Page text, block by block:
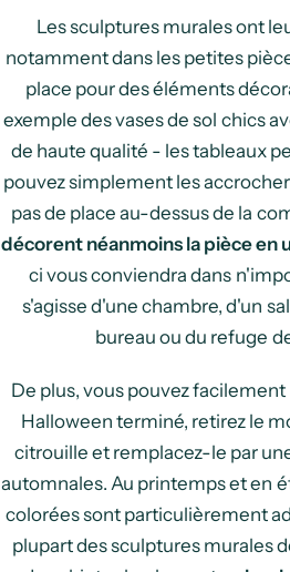
Les sculptures murales ont
notamment dans les petites
place pour des éléments
exemple des vases de sol chics
de haute qualité - les tableaux
pouvez simplement les
pas de place au-dessus de la
décorent néanmoins la pièce en
ci vous conviendra dans
s'agisse d'une chambre, d'un
bureau ou du refuge
De plus, vous pouvez
Halloween terminé, retirez le
citrouille et remplacez-le par
automnales. Au printemps et en
colorées sont particulièrement
plupart des sculptures murales